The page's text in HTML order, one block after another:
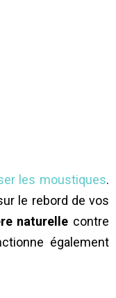
les moustiques.
le rebord de vos
naturelle contre
également